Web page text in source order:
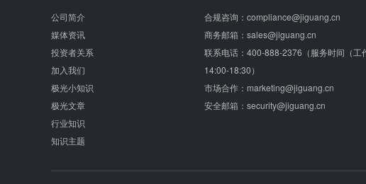
公司简介
媒体资讯
投资者关系
加入我们
极光小知识
极光文章
行业知识
知识主题
合规咨询： compliance@jiguang.cn
商务邮箱： sales@jiguang.cn
联系电话： 400-888-2376（服务时间（工
14:00-18:30）
市场合作： marketing@jiguang.cn
安全邮箱： security@jiguang.cn